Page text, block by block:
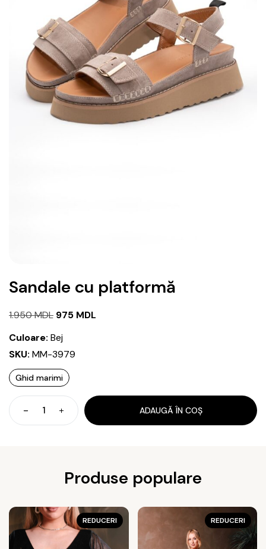
Sandale cu platformă
1.950MDL Prețul
1.950 MDL.
975 MDL
Culoare: Bej
SKU: MM-3979
Ghid marimi
Cantitate
Sandale
ADAUGĂ ÎN COȘ
Produse populare
REDUCERI REDUCERI